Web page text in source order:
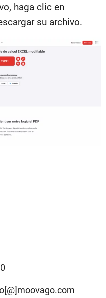
haga clic en
su archivo.